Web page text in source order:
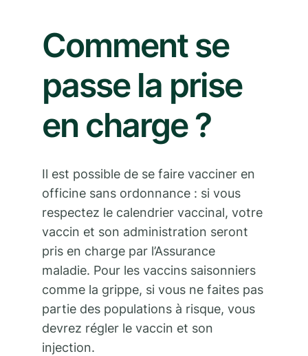
Comment se
passe la prise
en charge ?
Il est possible de se faire vacciner en
officine sans ordonnance : si vous
respectez le calendrier vaccinal, votre
vaccin et son administration seront
pris en charge par l’Assurance
maladie. Pour les vaccins saisonniers
comme la grippe, si vous ne faites pas
partie des populations à risque, vous
devrez régler le vaccin et son
injection.